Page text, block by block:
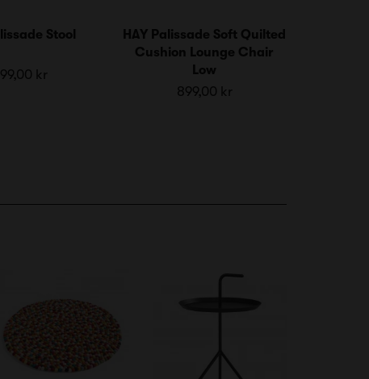
Stool
kr
HAY Palissade Soft Quilted
Cushion Lounge Chair
Low
899,00 kr